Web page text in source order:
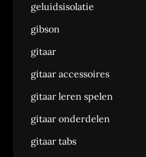
geluidsisolatie
gibson
gitaar
gitaar accessoires
gitaar leren spelen
gitaar onderdelen
gitaar tabs